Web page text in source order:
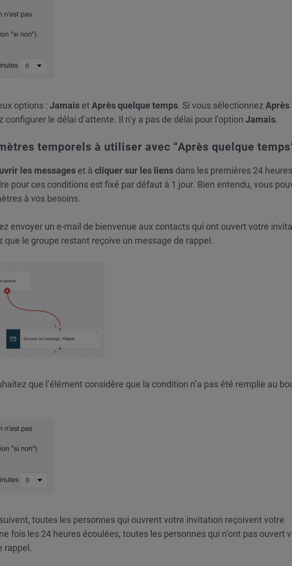
options : Jamais et Après quelque temps. Si vous sélectionnez Après
configurer le délai d’attente. Il n’y a pas de délai pour l’option Jamais.
temporels à utiliser avec “Après quelque
les messages et à cliquer sur les liens dans les premières 24
pour ces conditions est fixé par défaut à 1 jour. Bien entendu, vous
à vos besoins.
envoyer un e-mail de bienvenue aux contacts qui ont ouvert votre
que le groupe restant reçoive un message de rappel.
que l’élément considère que la condition n’a pas été remplie au
toutes les personnes qui ouvrent votre invitation reçoivent votre
fois les 24 heures écoulées, toutes les personnes qui n’ont pas ouvert
rappel.